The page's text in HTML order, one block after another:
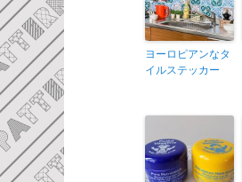
ヨーロピアンなタ
イルステッカー